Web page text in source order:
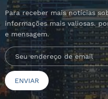
Para receber mais notícias
informações mais valiosas.
e mensagem.